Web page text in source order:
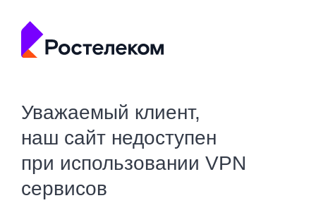
Уважаемый клиент,
наш сайт недоступен
при использовании VPN
сервисов